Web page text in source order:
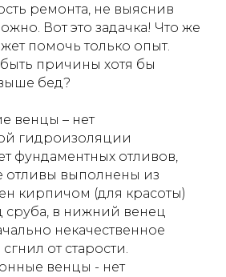
ремонта, не выяснив
Вот это задачка! Что же
помочь только опыт.
причины хотя бы
бед?
венцы – нет
гидроизоляции
фундаментных отливов,
отливы выполнены из
кирпичом (для красоты)
в нижний венец
некачественное
от старости.
венцы - нет